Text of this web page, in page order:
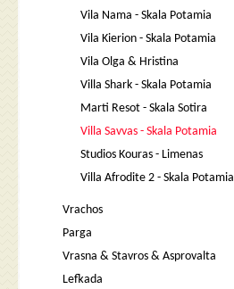
Vila Nama - Skala Potamia
Vila Kierion - Skala Potamia
Vila Olga & Hristina
Villa Shark - Skala Potamia
Marti Resot - Skala Sotira
Villa Savvas - Skala Potamia
Studios Kouras - Limenas
Villa Afrodite 2 - Skala Potamia
Vrachos
Parga
Vrasna & Stavros & Asprovalta
Lefkada